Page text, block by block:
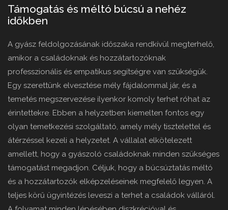
Támogatás és méltó búcsú a nehéz
időkben
A gyász feldolgozásának időszaka rendkívül megterhelő,
amikor a családoknak és hozzátartozóknak
professzionális és empatikus segítségre van szükségük.
Egy szerettünk elvesztése mély fájdalommal jár, és a
temetés megszervezése ilyenkor komoly terhet róhat az
érintettekre. Ebben a helyzetben kiemelten fontos egy
olyan temetkezési szolgáltató, amely mély tisztelettel és
átérzéssel kezeli a helyzetet. A vállalat elkötelezett
amellett, hogy a gyászoló családoknak minden szükséges
támogatást megadjon. Céljuk, hogy a búcsúztatás méltó
és a hozzátartozók elképzeléseinek megfelelő legyen. A
teljes körű ügyintézés leveszi a terhet a családok válláról.